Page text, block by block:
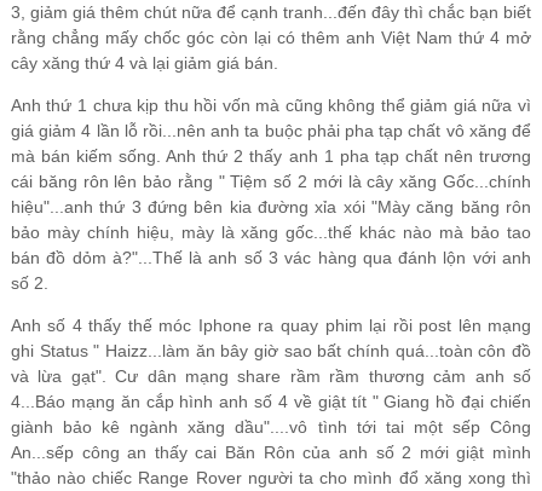
3, giảm giá thêm chút nữa để cạnh tranh...đến đây thì chắc bạn biết
rằng chẳng mấy chốc góc còn lại có thêm anh Việt Nam thứ 4 mở
cây xăng thứ 4 và lại giảm giá bán.
Anh thứ 1 chưa kịp thu hồi vốn mà cũng không thể giảm giá nữa vì
giá giảm 4 lần lỗ rồi...nên anh ta buộc phải pha tạp chất vô xăng để
mà bán kiếm sống. Anh thứ 2 thấy anh 1 pha tạp chất nên trương
cái băng rôn lên bảo rằng " Tiệm số 2 mới là cây xăng Gốc...chính
hiệu"...anh thứ 3 đứng bên kia đường xỉa xói "Mày căng băng rôn
bảo mày chính hiệu, mày là xăng gốc...thế khác nào mà bảo tao
bán đồ dỏm à?"...Thế là anh số 3 vác hàng qua đánh lộn với anh
số 2.
Anh số 4 thấy thế móc Iphone ra quay phim lại rồi post lên mạng
ghi Status " Haizz...làm ăn bây giờ sao bất chính quá...toàn côn đồ
và lừa gạt". Cư dân mạng share rầm rầm thương cảm anh số
4...Báo mạng ăn cắp hình anh số 4 về giật tít " Giang hồ đại chiến
giành bảo kê ngành xăng dầu"....vô tình tới tai một sếp Công
An...sếp công an thấy cai Băn Rôn của anh số 2 mới giật mình
"thảo nào chiếc Range Rover người ta cho mình đổ xăng xong thì